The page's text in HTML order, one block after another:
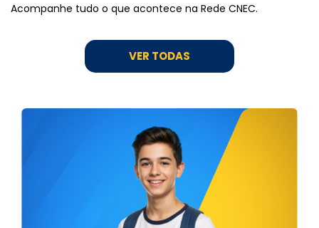
Acompanhe tudo o que acontece na Rede CNEC.
VER TODAS